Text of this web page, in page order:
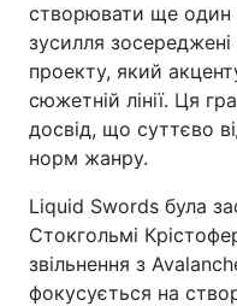
створювати ще один
зусилля зосереджені
проекту, який
сюжетній лінії. Ця
досвід, що суттєво
норм жанру.
Liquid Swords була
Стокгольмі
звільнення з
фокусується на